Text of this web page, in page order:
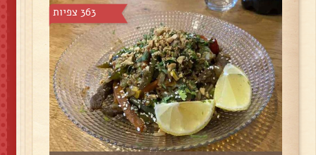
363 צפיות